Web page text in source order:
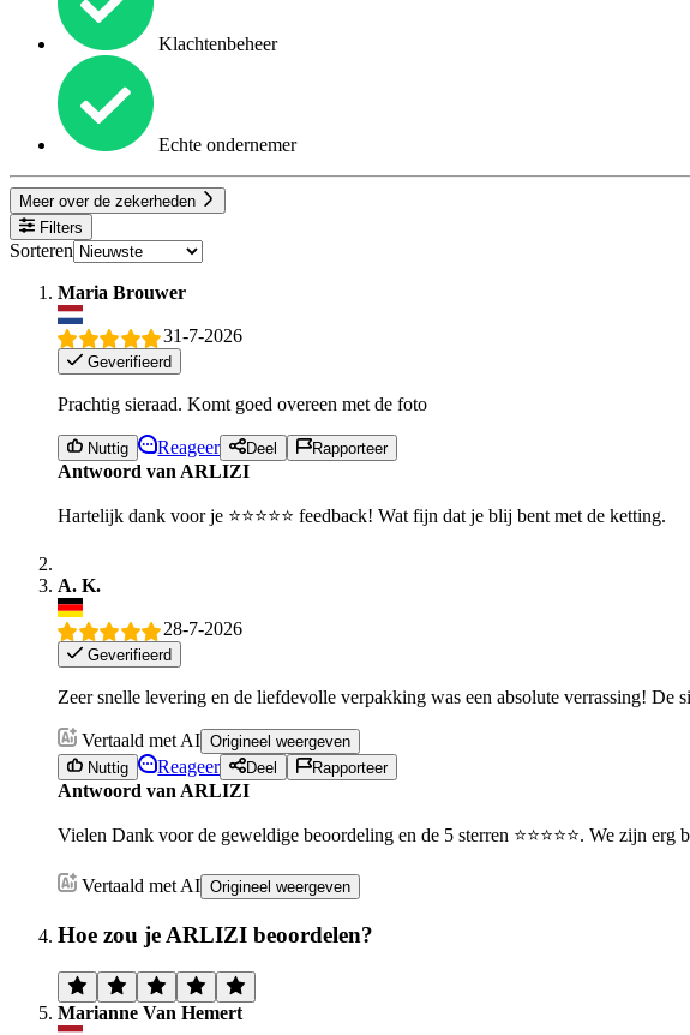
Klachtenbeheer
Echte ondernemer
Meer over de zekerheden
Filters
Sorteren
Maria Brouwer
31-7-2026
Geverifieerd
Prachtig sieraad. Komt goed overeen met de foto
Nuttig Reageer Deel Rapporteer
Antwoord van ARLIZI
Hartelijk dank voor je ⭐⭐⭐⭐⭐ feedback! Wat fijn dat je blij bent met de ketting.
A. K.
28-7-2026
Geverifieerd
Zeer snelle levering en de liefdevolle verpakking was een absolute verrassing!
Vertaald met AI Origineel weergeven
Nuttig
Reageer Deel Rapporteer
Antwoord van ARLIZI
Vielen Dank voor de geweldige beoordeling en de 5 sterren ⭐⭐⭐⭐⭐. We zijn
Vertaald met AI Origineel weergeven
Hoe zou je ARLIZI beoordelen?
Marianne Van Hemert